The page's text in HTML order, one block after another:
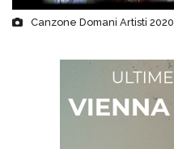
Canzone Domani Artisti 2020